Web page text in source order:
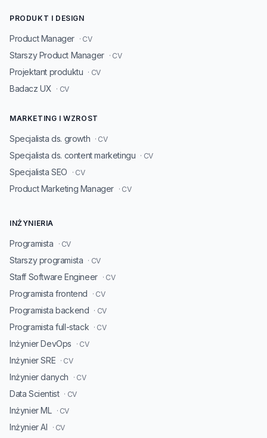
PRODUKT I DESIGN
Product Manager · CV
Starszy Product Manager · CV
Projektant produktu · CV
Badacz UX · CV
MARKETING I WZROST
Specjalista ds. growth · CV
Specjalista ds. content marketingu · CV
Specjalista SEO · CV
Product Marketing Manager · CV
INŻYNIERIA
Programista · CV
Starszy programista · CV
Staff Software Engineer · CV
Programista frontend · CV
Programista backend · CV
Programista full-stack · CV
Inżynier DevOps · CV
Inżynier SRE · CV
Inżynier danych · CV
Data Scientist · CV
Inżynier ML · CV
Inżynier AI · CV